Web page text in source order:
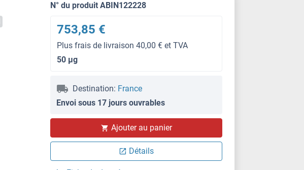
N° du produit ABIN122228
753,85 €
Plus frais de livraison 40,00 € et TVA
50 μg
Destination: France
Envoi sous 17 jours ouvrables
Ajouter au panier
Détails